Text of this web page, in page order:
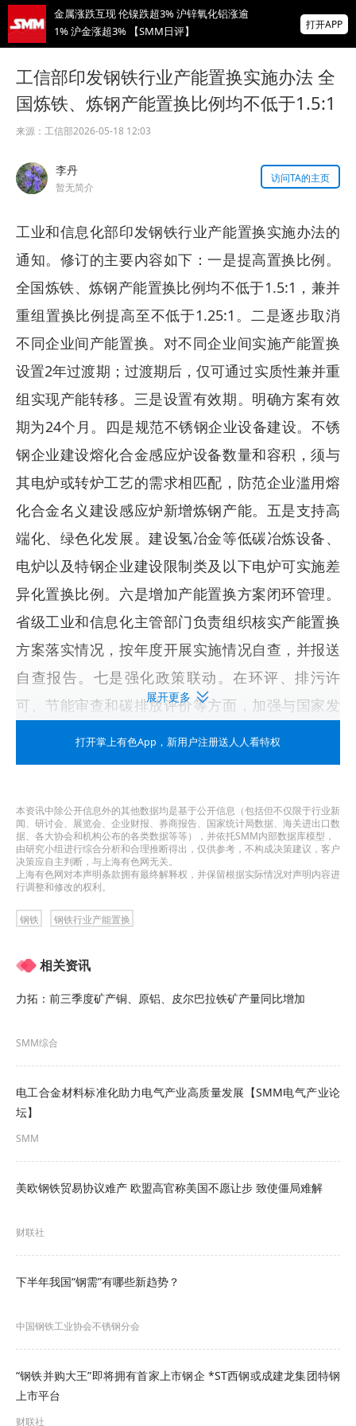
金属涨跌互现 伦镍跌超3% 沪锌氧化铝涨逾
1% 沪金涨超3% 【SMM日评】
2026年8月6日上期所主力合约成交情况
为有色行业打造的神器
打开APP
工信部印发钢铁行业产能置换实施办法 全
国炼铁、炼钢产能置换比例均不低于1.5:1
来源： 工信部2026-05-18 12:03
李丹
暂无简介
访问TA的主页
工业和信息化部印发钢铁行业产能置换实施办法的
通知。修订的主要内容如下：一是提高置换比例。
全国炼铁、炼钢产能置换比例均不低于1.5:1，兼并
重组置换比例提高至不低于1.25:1。二是逐步取消
不同企业间产能置换。对不同企业间实施产能置换
设置2年过渡期；过渡期后，仅可通过实质性兼并重
组实现产能转移。三是设置有效期。明确方案有效
期为24个月。四是规范不锈钢企业设备建设。不锈
钢企业建设熔化合金感应炉设备数量和容积，须与
其电炉或转炉工艺的需求相匹配，防范企业滥用熔
化合金名义建设感应炉新增炼钢产能。五是支持高
端化、绿色化发展。建设氢冶金等低碳冶炼设备、
电炉以及特钢企业建设限制类及以下电炉可实施差
异化置换比例。六是增加产能置换方案闭环管理。
省级工业和信息化主管部门负责组织核实产能置换
方案落实情况，按年度开展实施情况自查，并报送
自查报告。七是强化政策联动。在环评、排污许
可、节能审查和碳排放评价等方面，加强与国家发
展改革委、生态环境部政策协同，形成部门合力。
部分原文如下：
工业和信息化部关于印发钢铁行业产能置换实施办
法的通知
工信部原〔2026〕97号
各省、自治区、直辖市及新疆生产建设兵团工业和
钢集团有限公司、新兴际华集团有限公司：
现将修订后的《钢铁行业产能置换实施办法》印发
落实。
工业和信息化部
展开更多
打开掌上有色App ，新用户注册送人人看特权
本资讯中除公开信息外的其他数据均是基于公开信息（包括但不仅限于行业新
闻、研讨会、展览会、企业财报、券商报告、国家统计局数据、海关进出口数
据、各大协会和机构公布的各类数据等等），并依托SMM内部数据库模型，
由研究小组进行综合分析和合理推断得出，仅供参考，不构成决策建议，客户
决策应自主判断，与上海有色网无关。
上海有色网对本声明条款拥有最终解释权，并保留根据实际情况对声明内容进
行调整和修改的权利。
钢铁 钢铁行业产能置换
相关资讯
力拓：前三季度矿产铜、原铝、皮尔巴拉铁矿产量同比增加
SMM综合
电工合金材料标准化助力电气产业高质量发展【SMM电气产业论
坛】
SMM
美欧钢铁贸易协议难产 欧盟高官称美国不愿让步 致使僵局难解
财联社
下半年我国“钢需”有哪些新趋势？
中国钢铁工业协会不锈钢分会
“钢铁并购大王”即将拥有首家上市钢企 *ST西钢或成建龙集团特钢
上市平台
财联社